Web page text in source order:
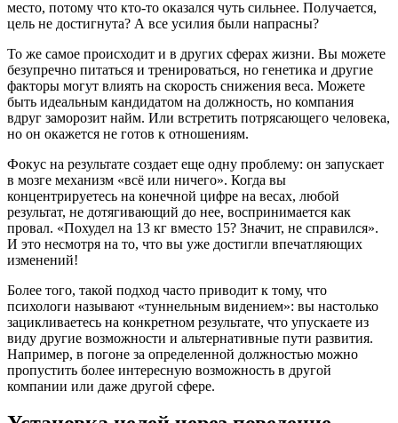
место, потому что кто-то оказался чуть сильнее. Получается,
цель не достигнута? А все усилия были напрасны?
То же самое происходит и в других сферах жизни. Вы можете
безупречно питаться и тренироваться, но генетика и другие
факторы могут влиять на скорость снижения веса. Можете
быть идеальным кандидатом на должность, но компания
вдруг заморозит найм. Или встретить потрясающего человека,
но он окажется не готов к отношениям.
Фокус на результате создает еще одну проблему: он запускает
в мозге механизм «всё или ничего». Когда вы
концентрируетесь на конечной цифре на весах, любой
результат, не дотягивающий до нее, воспринимается как
провал. «Похудел на 13 кг вместо 15? Значит, не справился».
И это несмотря на то, что вы уже достигли впечатляющих
изменений!
Более того, такой подход часто приводит к тому, что
психологи называют «туннельным видением»: вы настолько
зацикливаетесь на конкретном результате, что упускаете из
виду другие возможности и альтернативные пути развития.
Например, в погоне за определенной должностью можно
пропустить более интересную возможность в другой
компании или даже другой сфере.